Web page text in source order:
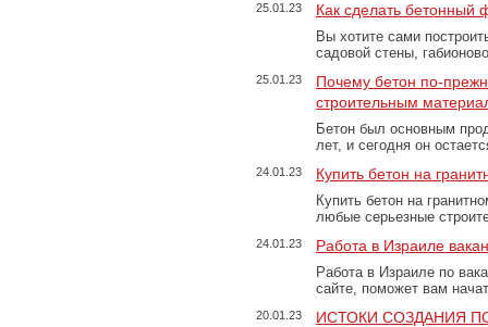
25.01.23 Как сделать бетонный
Вы хотите сами
садовой стены,
25.01.23
Почему бетон по-
строительным
Бетон был основным
лет, и сегодня он
24.01.23 Купить бетон на
Купить бетон на
любые серьезные
24.01.23 Работа в Израиле
Работа в Израиле по
сайте, поможет вам
20.01.23 ИСТОКИ СОЗДАНИЯ